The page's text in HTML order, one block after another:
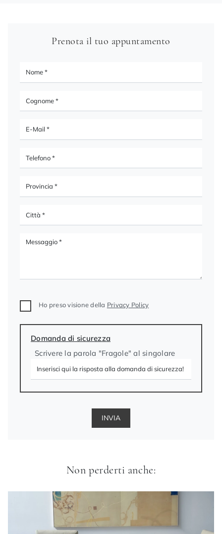
Prenota il tuo appuntamento
Ho preso visione della Privacy Policy
Domanda di sicurezza
Scrivere la parola "Fragole" al singolare
INVIA
Non perderti anche: